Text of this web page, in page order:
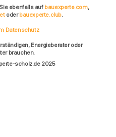
ebenfalls auf bauexperte.com,
oderbauexperte.club.
Datenschutz
Energieberater oder
brauchen.
scholz.de 2025